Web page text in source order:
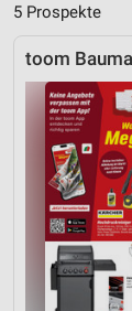
5 Prospekte
toom
Inhalten
IAB-Besonderheiten:
Verwendung
Geräte
Nicht-IAB-
Notwendig
Performance